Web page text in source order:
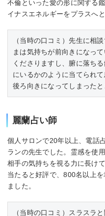
不倫といった愛の形に関する
イナスエネルギーをプラスへ
（当時の口コミ）先生に相
まは気持ちが前向きになっ
くださりますし、腑に落ち
にいるかのように当てられ
後ろ向きになってしまったと
麗蘭占い師
個人サロンで20年以上、電話
ランの先生でした。霊感を使
相手の気持ちを視る力に長け
当たると好評で、800名以上
ました。
（当時の口コミ）スラスラ